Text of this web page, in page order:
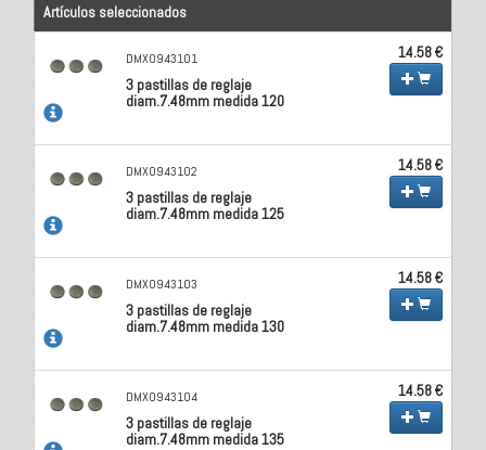
Artículos seleccionados
DMX0943101
3 pastillas de reglaje
diam.7.48mm medida 120
14.58 €
DMX0943102
3 pastillas de reglaje
diam.7.48mm medida 125
14.58 €
DMX0943103
3 pastillas de reglaje
diam.7.48mm medida 130
14.58 €
DMX0943104
3 pastillas de reglaje
diam.7.48mm medida 135
14.58 €